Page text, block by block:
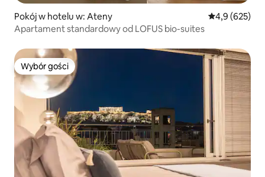
Pokój w hotelu w: Ateny Średnia
4,9 (625)
Apartament standardowy od LOFUS bio-suites
Wybór gości
Wybór gości